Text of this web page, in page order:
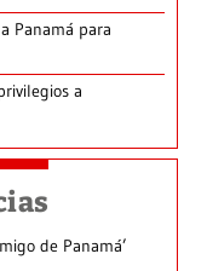
Panamá para
a
de Panamá’